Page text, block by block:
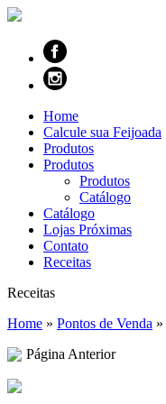
Home
Calcule sua Feijoada
Produtos
Produtos
Produtos
Catálogo
Catálogo
Lojas Próximas
Contato
Receitas
Receitas
Home » Pontos de Venda »
Página Anterior